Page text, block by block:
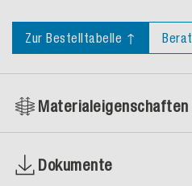
Zur Bestelltabelle ↑
Materialeigenschaften
Dokumente